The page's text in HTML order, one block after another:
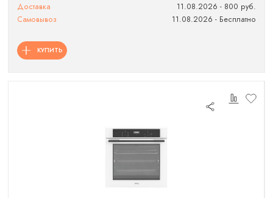
Доставка
11.08.2026 - 800 руб.
Самовывоз
11.08.2026 - Бесплатно
КУПИТЬ